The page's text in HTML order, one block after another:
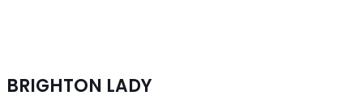
BRIGHTON LADY